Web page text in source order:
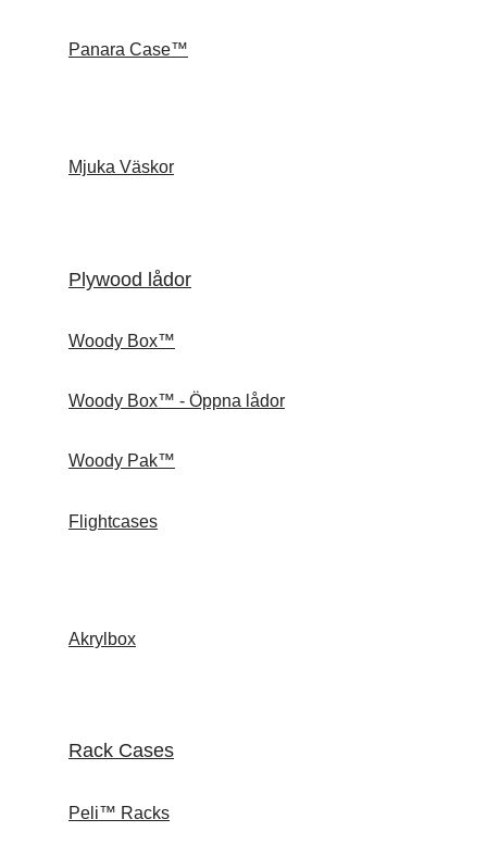
Panara Case™
Mjuka Väskor
Plywood lådor
Woody Box™
Woody Box™ - Öppna lådor
Woody Pak™
Flightcases
Akrylbox
Rack Cases
Peli™ Racks